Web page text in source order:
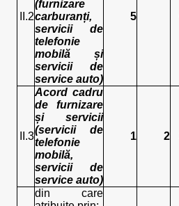
II.2
(furnizare
carburanți,
servicii de
telefonie
mobilă și
servicii de
service auto)
5
II.3
Acord cadru
de furnizare
și servicii
(servicii de
telefonie
mobilă,
servicii de
service auto)
1 2
din care